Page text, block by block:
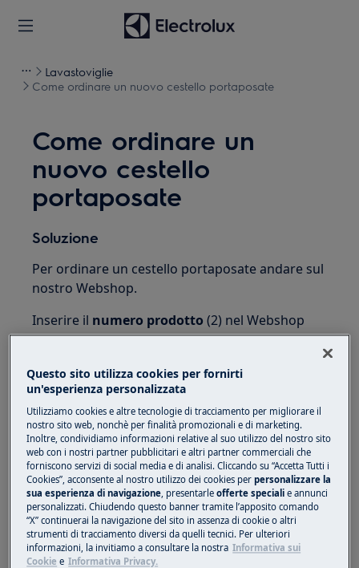
Lavastoviglie
Come ordinare un nuovo cestello portaposate
Come ordinare un
nuovo cestello
portaposate
Soluzione
Per ordinare un cestello portaposate andare sul
nostro Webshop.
Inserire il numero prodotto (2) nel Webshop
per essere certi di ricevere le componenti per il
Questo sito utilizza cookies per fornirti
un'esperienza personalizzata
Utilizziamo cookies e altre tecnologie di tracciamento per migliorare il
nostro sito web, nonchè per finalità promozionali e di marketing.
Inoltre, condividiamo informazioni relative al suo utilizzo del nostro sito
web con i nostri partner pubblicitari e altri partner commerciali che
forniscono servizi di social media e di analisi. Cliccando su “Accetta Tutti i
Cookies”, acconsente al nostro utilizzo dei cookies perpersonalizzare la
sua esperienza di navigazione , presentarleofferte speciali e annunci
personalizzati. Chiudendo questo banner tramite l’apposito comando
“X” continuerai la navigazione del sito in assenza di cookie o altri
strumenti di tracciamento diversi da quelli tecnici. Per ulteriori
informazioni, la invitiamo a consultare la nostra Informativa sui
Cookie e Informativa Privacy.